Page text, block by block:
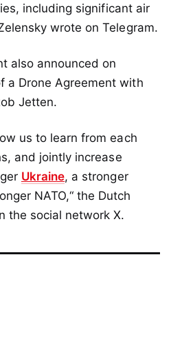
including significant air
wrote on Telegram.
also announced on
a Drone Agreement with
Jetten.
us to learn from each
and jointly increase
Ukraine, a stronger
NATO,“ the Dutch
the social network X.